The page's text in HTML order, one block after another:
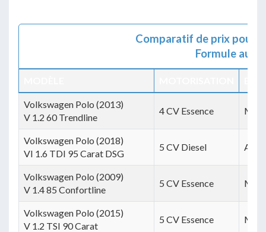
Comparatif de prix pour
Formule au
Volkswagen Polo (2013)
V 1.2 60 Trendline
4 CV Essence
Volkswagen Polo (2018)
VI 1.6 TDI 95 Carat DSG
5 CV Diesel
Volkswagen Polo (2009)
V 1.4 85 Confortline
5 CV Essence
Volkswagen Polo (2015)
V 1.2 TSI 90 Carat
5 CV Essence